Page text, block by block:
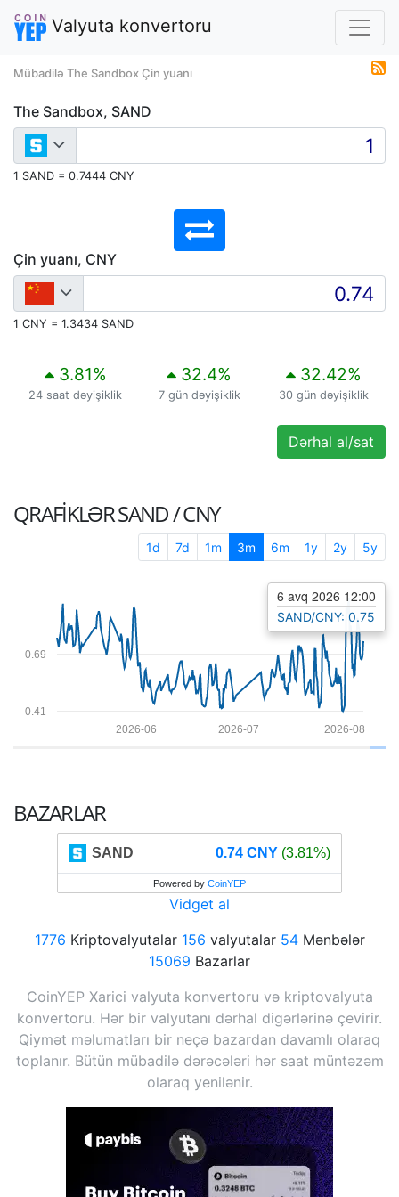
Valyuta konvertoru
Mübadilə The Sandbox Çin yuanı
The Sandbox, SAND
1 SAND = 0.7444 CNY
Çin yuanı, CNY
1 CNY = 1.3434 SAND
3.81%
24 saat dəyişiklik
32.4%
7 gün dəyişiklik
32.42%
30 gün dəyişiklik
Dərhal al/sat
QRAFIKLƏRSAND / CNY
1d 7d 1m 3m 6m 1y 2y 5y
0.41
0.69
2026-08
2026-07
2026-06
6 avq 2026 12:00
SAND/CNY: 0.75
BAZARLAR
SAND 0.74 CNY (3.81%)
Powered by CoinYEP
Vidget al
1776 Kriptovalyutalar 156 valyutalar 54Mənbələr
15069 Bazarlar
CoinYEP Xarici valyuta konvertoru və kriptovalyuta
konvertoru. Hər bir valyutanı dərhal digərlərinə çevirir.
Qiymət məlumatları bir neçə bazardan davamlı olaraq
toplanır. Bütün mübadilə dərəcələri hər saat müntəzəm
olaraq yenilənir.